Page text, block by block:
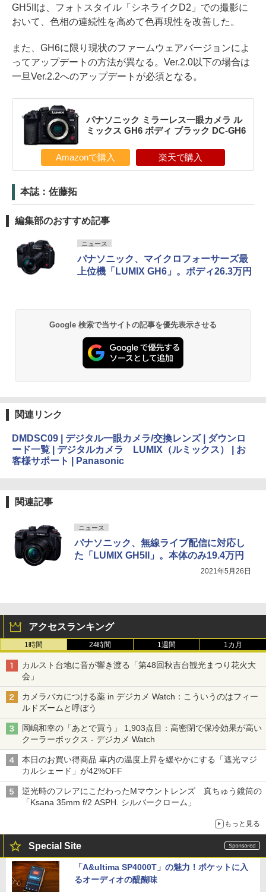
GH5IIは、フォトスタイル「シネライクD2」での撮影に
おいて、色相の連続性を高めて色再現性を改善した。
また、GH6に限り現状のファームウェアバージョンによ
ってアップデートの方法が異なる。Ver.2.0以下の場合は
一旦Ver.2.2へのアップデートが必須となる。
パナソニック ミラーレス一眼カメラ ル
ミックス GH6 ボディ ブラック DC-GH6
Amazonで購入 楽天で購入
本誌：佐藤拓
編集部のおすすめ記事
ニュース
パナソニック、マイクロフォーサーズ最
上位機「LUMIX GH6」。ボディ26.3万円
Google 検索で当サイトの記事を優先表示させる
関連リンク
DMDSC09 | デジタル一眼カメラ/交換レンズ | ダウンロ
ード一覧 | デジタルカメラ LUMIX（ルミックス） | お
客様サポート | Panasonic
関連記事
ニュース
パナソニック、無線ライブ配信に対応し
た「LUMIX GH5II」。本体のみ19.4万円
2021年5月26日
アクセスランキング
1時間 24時間 1週間 1カ月
カルスト台地に音が響き渡る「第48回秋吉台観光まつり花火大
会」
カメラバカにつける薬 in デジカメ Watch：こういうのはフィー
ルドズームと呼ぼう
岡嶋和幸の「あとで買う」 1,903点目：高密閉で保冷効果が高い
クーラーボックス - デジカメ Watch
本日のお買い得商品 車内の温度上昇を緩やかにする「遮光マジ
カルシェード」が42%OFF
逆光時のフレアにこだわったMマウントレンズ 真ちゅう鏡筒の
「Ksana 35mm f/2 ASPH. シルバークローム」
もっと見る
Special Site
「A&ultima SP4000T」の魅力！ポケットに入
るオーディオの醍醐味